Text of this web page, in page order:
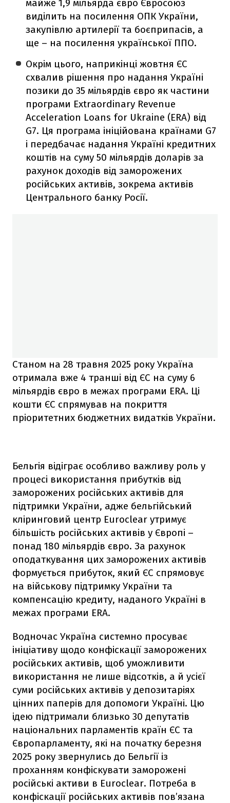
майже 1,9 мільярда євро Євросоюз
виділить на посилення ОПК України,
закупівлю артилерії та боєприпасів, а
ще – на посилення української ППО.
Окрім цього, наприкінці жовтня ЄС
схвалив рішення про надання Україні
позики до 35 мільярдів євро як частини
програми Extraordinary Revenue
Acceleration Loans for Ukraine (ERA) від
G7. Ця програма ініційована країнами G7
і передбачає надання Україні кредитних
коштів на суму 50 мільярдів доларів за
рахунок доходів від заморожених
російських активів, зокрема активів
Центрального банку Росії.
Станом на 28 травня 2025 року Україна
отримала вже 4 транші від ЄС на суму 6
мільярдів євро в межах програми ERA. Ці
кошти ЄС спрямував на покриття
пріоритетних бюджетних видатків України.
Бельгія відіграє особливо важливу роль у
процесі використання прибутків від
заморожених російських активів для
підтримки України, адже бельгійський
кліринговий центр Euroclear утримує
більшість російських активів у Європі –
понад 180 мільярдів євро. За рахунок
оподаткування цих заморожених активів
формується прибуток, який ЄС спрямовує
на військову підтримку України та
компенсацію кредиту, наданого Україні в
межах програми ERA.
Водночас Україна системно просуває
ініціативу щодо конфіскації заморожених
російських активів, щоб уможливити
використання не лише відсотків, а й усієї
суми російських активів у депозитаріях
цінних паперів для допомоги Україні. Цю
ідею підтримали близько 30 депутатів
національних парламентів країн ЄС та
Європарламенту, які на початку березня
2025 року звернулись до Бельгії із
проханням конфіскувати заморожені
російські активи в Euroclear. Потреба в
конфіскації російських активів пов’язана